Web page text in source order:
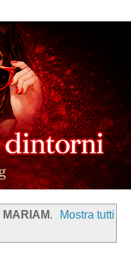
MARIAM.
Mostra tutti